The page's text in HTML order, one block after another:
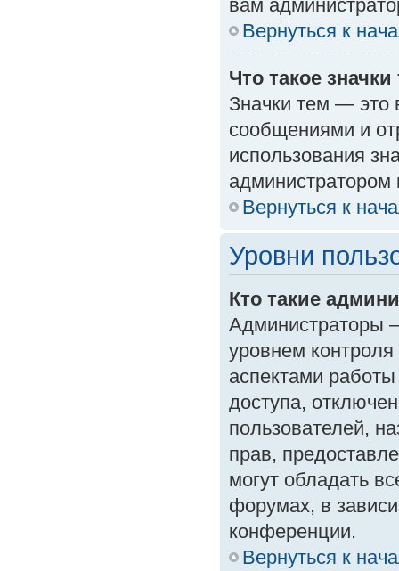
вам
Вернуться к
Что такое значки
Значки тем — это
сообщениями и
использования
Вернуться к
Уровни
Кто такие
Администраторы
уровнем
аспектами
доступа,
пользователей,
прав,
могут обладать
форумах, в
конференции.
Вернуться к